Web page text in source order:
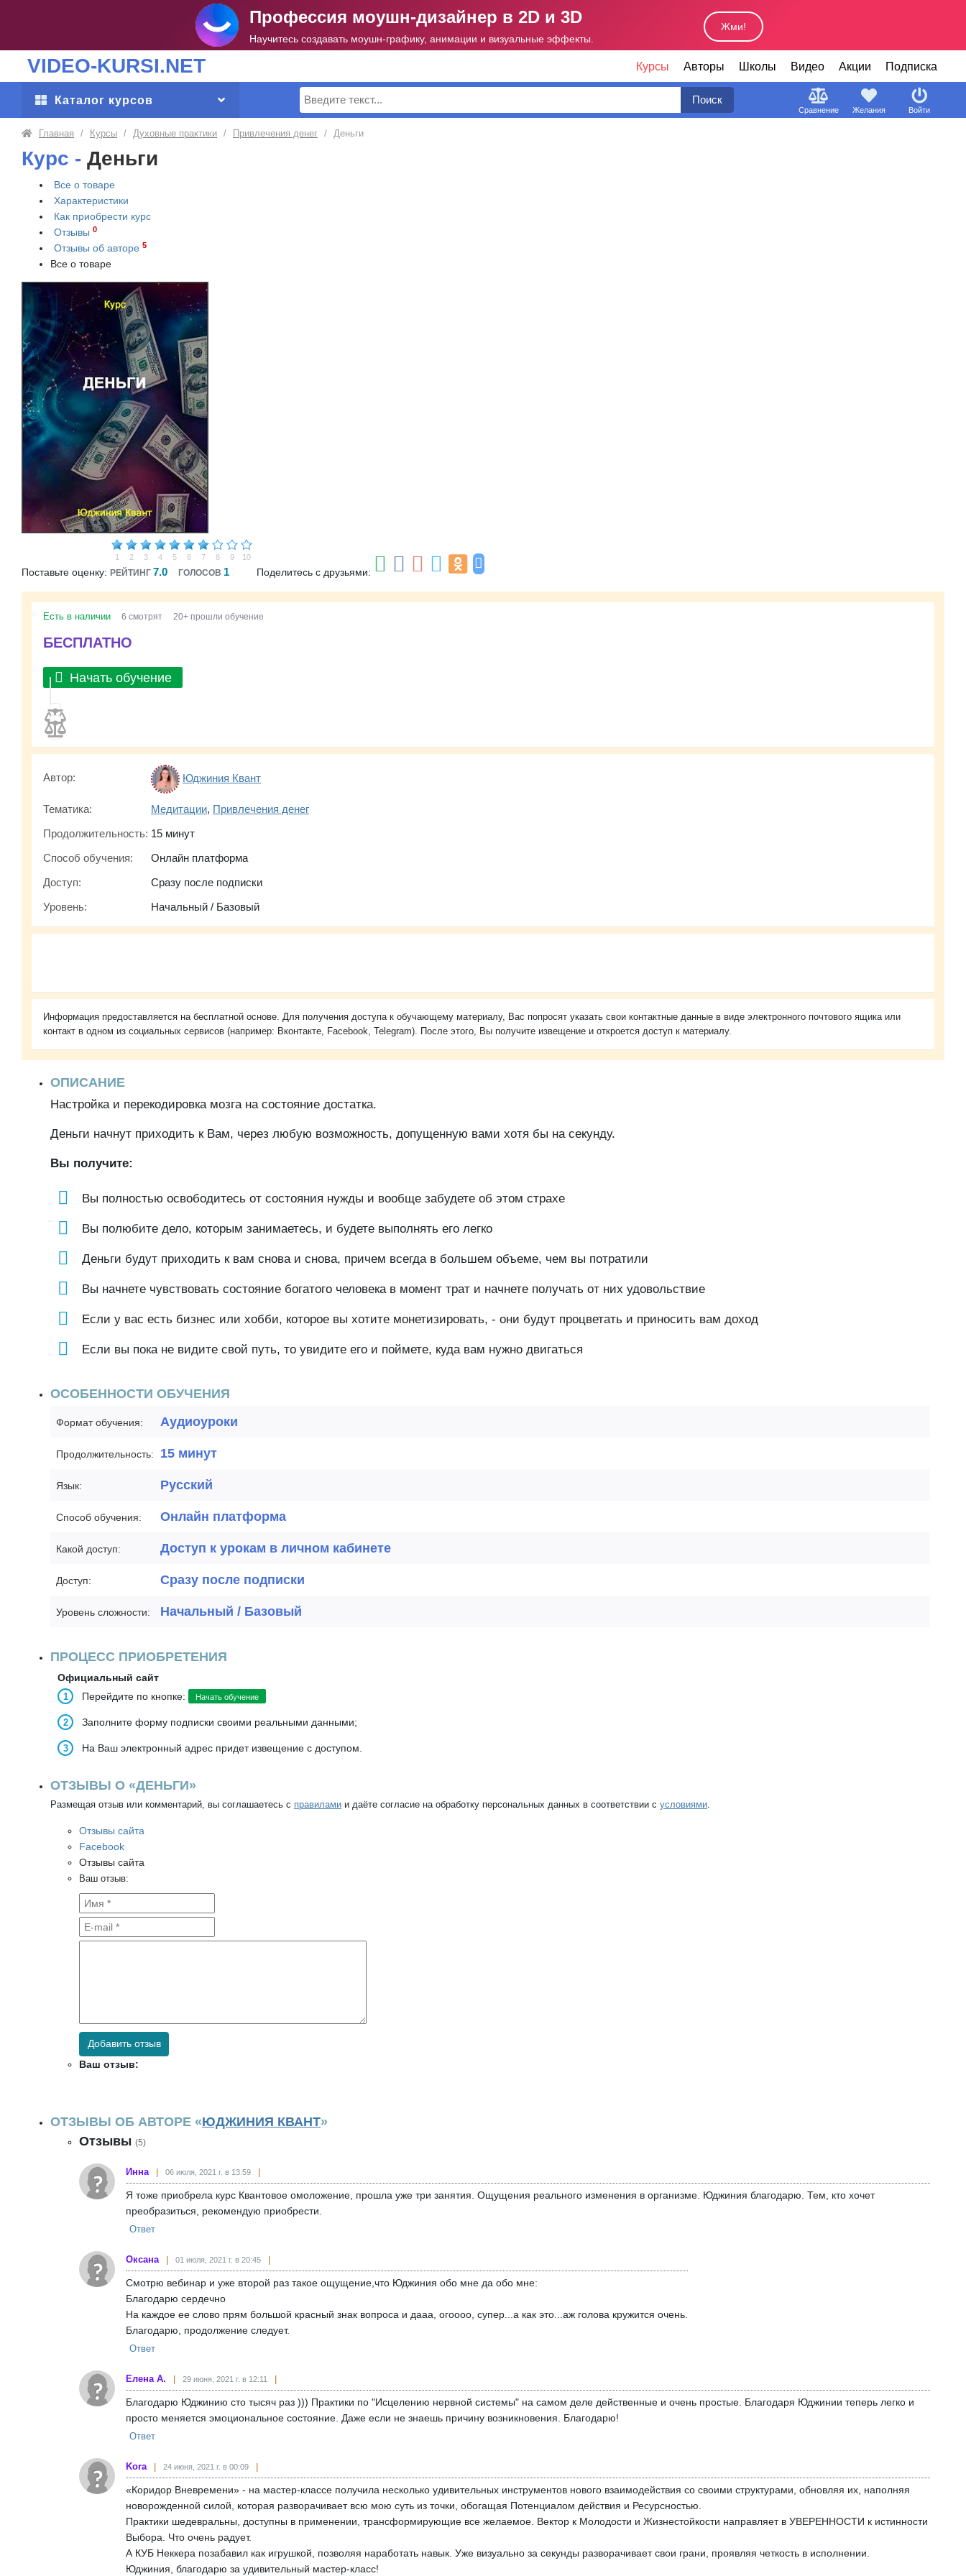
Профессия моушн-дизайнер в 2D и 3D
Научитесь создавать моушн-графику, анимации и визуальные эффекты.
Жми!
VIDEO-KURSI.NET Курсы Авторы Школы Видео Акции Подписка
Каталог курсов Поиск Поиск
Сравнение Желания Войти
Главная / Курсы / Духовные практики / Привлечения денег / Деньги
Курс - Деньги
Все о товаре
Характеристики
Как приобрести курс
Отзывы 0
Отзывы об авторе 5
Все о товаре
Поставьте оценку:
10
9
8
7
6
5
4
3
2
1
РЕЙТИНГ 7.0 ГОЛОСОВ 1 Поделитесь с друзьями:
Есть в наличии 6 смотрят 20+ прошли обучение
БЕСПЛАТНО
Начать обучение
Автор: Юджиния Квант
Тематика: Медитации, Привлечения денег
Продолжительность: 15 минут
Способ обучения:
Онлайн платформа
Доступ:
Сразу после подписки
Уровень:
Начальный / Базовый
Информация предоставляется на бесплатной основе. Для получения доступа к обучающему материалу, Вас попросят указать свои контактные данные в виде электронного почтового ящика или
контакт в одном из социальных сервисов (например: Вконтакте, Facebook, Telegram). После этого, Вы получите извещение и откроется доступ к материалу.
ОПИСАНИЕ
Настройка и перекодировка мозга на состояние достатка.
Деньги начнут приходить к Вам, через любую возможность, допущенную вами хотя бы на секунду.
Вы получите:
Вы полностью освободитесь от состояния нужды и вообще забудете об этом страхе
Вы полюбите дело, которым занимаетесь, и будете выполнять его легко
Деньги будут приходить к вам снова и снова, причем всегда в большем объеме, чем вы потратили
Вы начнете чувствовать состояние богатого человека в момент трат и начнете получать от них удовольствие
Если у вас есть бизнес или хобби, которое вы хотите монетизировать, - они будут процветать и приносить вам доход
Если вы пока не видите свой путь, то увидите его и поймете, куда вам нужно двигаться
ОСОБЕННОСТИ ОБУЧЕНИЯ
Формат обучения: Аудиоуроки
Продолжительность: 15 минут
Язык: Русский
Способ обучения: Онлайн платформа
Какой доступ: Доступ к урокам в личном кабинете
Доступ: Сразу после подписки
Уровень сложности: Начальный / Базовый
ПРОЦЕСС ПРИОБРЕТЕНИЯ
Официальный сайт
Перейдите по кнопке:
Начать обучение
Заполните форму подписки своими реальными данными;
На Ваш электронный адрес придет извещение с доступом.
ОТЗЫВЫ О «ДЕНЬГИ»
Размещая отзыв или комментарий, вы соглашаетесь с правилами и даёте согласие на обработку персональных данных в соответствии с условиями.
Отзывы сайта
Facebook
Отзывы сайта
Ваш отзыв:
Добавить отзыв
Ваш отзыв:
ОТЗЫВЫ ОБ АВТОРЕ «ЮДЖИНИЯ КВАНТ»
Отзывы (5)
Инна 06 июля, 2021 г. в 13:59
Я тоже приобрела курс Квантовое омоложение, прошла уже три занятия. Ощущения реального изменения в организме. Юджиния благодарю. Тем, кто хочет
преобразиться, рекомендую приобрести.
Ответ
Оксана 01 июля, 2021 г. в 20:45
Смотрю вебинар и уже второй раз такое ощущение,что Юджиния обо мне да обо мне:
Благодарю сердечно
На каждое ее слово прям большой красный знак вопроса и дааа, огоооо, супер...а как это...аж голова кружится очень.
Благодарю, продолжение следует.
Ответ
Елена А. 29 июня, 2021 г. в 12:11
Благодарю Юджинию сто тысяч раз ))) Практики по "Исцелению нервной системы" на самом деле действенные и очень простые. Благодаря Юджинии теперь легко и
просто меняется эмоциональное состояние. Даже если не знаешь причину возникновения. Благодарю!
Ответ
Kora 24 июня, 2021 г. в 00:09
«Коридор Вневремени» - на мастер-классе получила несколько удивительных инструментов нового взаимодействия со своими структурами, обновляя их, наполняя
новорожденной силой, которая разворачивает всю мою суть из точки, обогащая Потенциалом действия и Ресурсностью.
Практики шедевральны, доступны в применении, трансформирующие все желаемое. Вектор к Молодости и Жизнестойкости направляет в УВЕРЕННОСТИ к истинности
Выбора. Что очень радует.
А КУБ Неккера позабавил как игрушкой, позволяя наработать навык. Уже визуально за секунды разворачивает свои грани, проявляя четкость в исполнении.
Юджиния, благодарю за удивительный мастер-класс!